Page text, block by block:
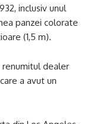
inclusiv unul
panzei colorate
(1,5 m).
renumitul dealer
a avut un